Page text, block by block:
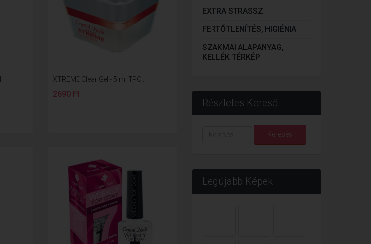
XTREME Clear Gel - 5 ml TPO...
2690 Ft
EXTRA STRASSZ
FERTŐTLENÍTÉS, HIGIÉNIA
SZAKMAI ALAPANYAG,
KELLÉK TÉRKÉP
Részletes Kereső
Keresés
Legújabb Képek